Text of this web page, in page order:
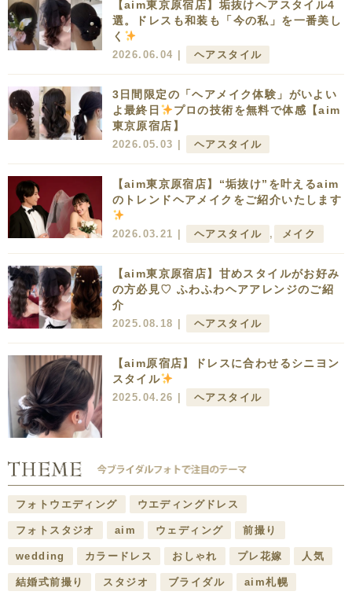
【aim東京原宿店】垢抜けヘアスタイル4
選。ドレスも和装も「今の私」を一番美し
く
2026.06.04 | ヘアスタイル
3日間限定の「ヘアメイク体験」がいよい
よ最終日
プロの技術を無料で体感【aim
東京原宿店】
2026.05.03 | ヘアスタイル
【aim東京原宿店】“垢抜け”を叶えるaim
のトレンドヘアメイクをご紹介いたします
2026.03.21 | ヘアスタイル , メイク
【aim東京原宿店】甘めスタイルがお好み
の方必見♡ ふわふわヘアアレンジのご紹
介
2025.08.18 | ヘアスタイル
【aim原宿店】ドレスに合わせるシニヨン
スタイル
2025.04.26 | ヘアスタイル
フォトウエディング ウエディングドレス
フォトスタジオ aim ウェディング 前撮り
wedding カラードレス おしゃれ プレ花嫁 人気
結婚式前撮り スタジオ ブライダル aim札幌